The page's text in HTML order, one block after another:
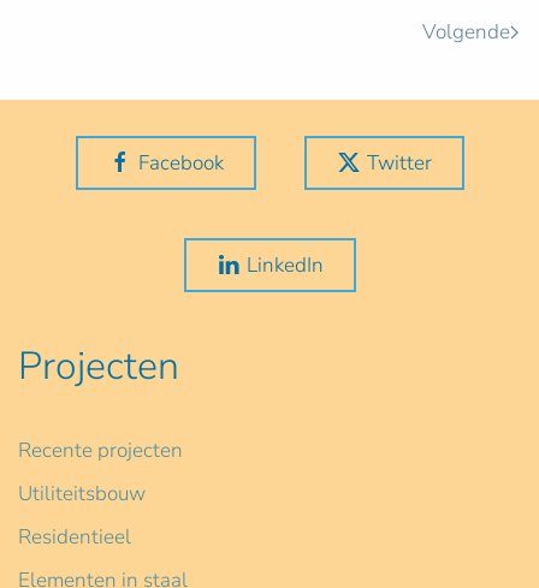
Volgende
Facebook Twitter
LinkedIn
Projecten
Recente projecten
Utiliteitsbouw
Residentieel
Elementen in staal